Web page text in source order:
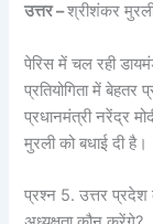
उत्तर –श्रीशंकर
पेरिस में चल रही
प्रतियोगिता में
प्रधानमंत्री नरेंद्र
मुरली को बधाई दी है।
प्रश्न 5. उत्तर प्रदेश